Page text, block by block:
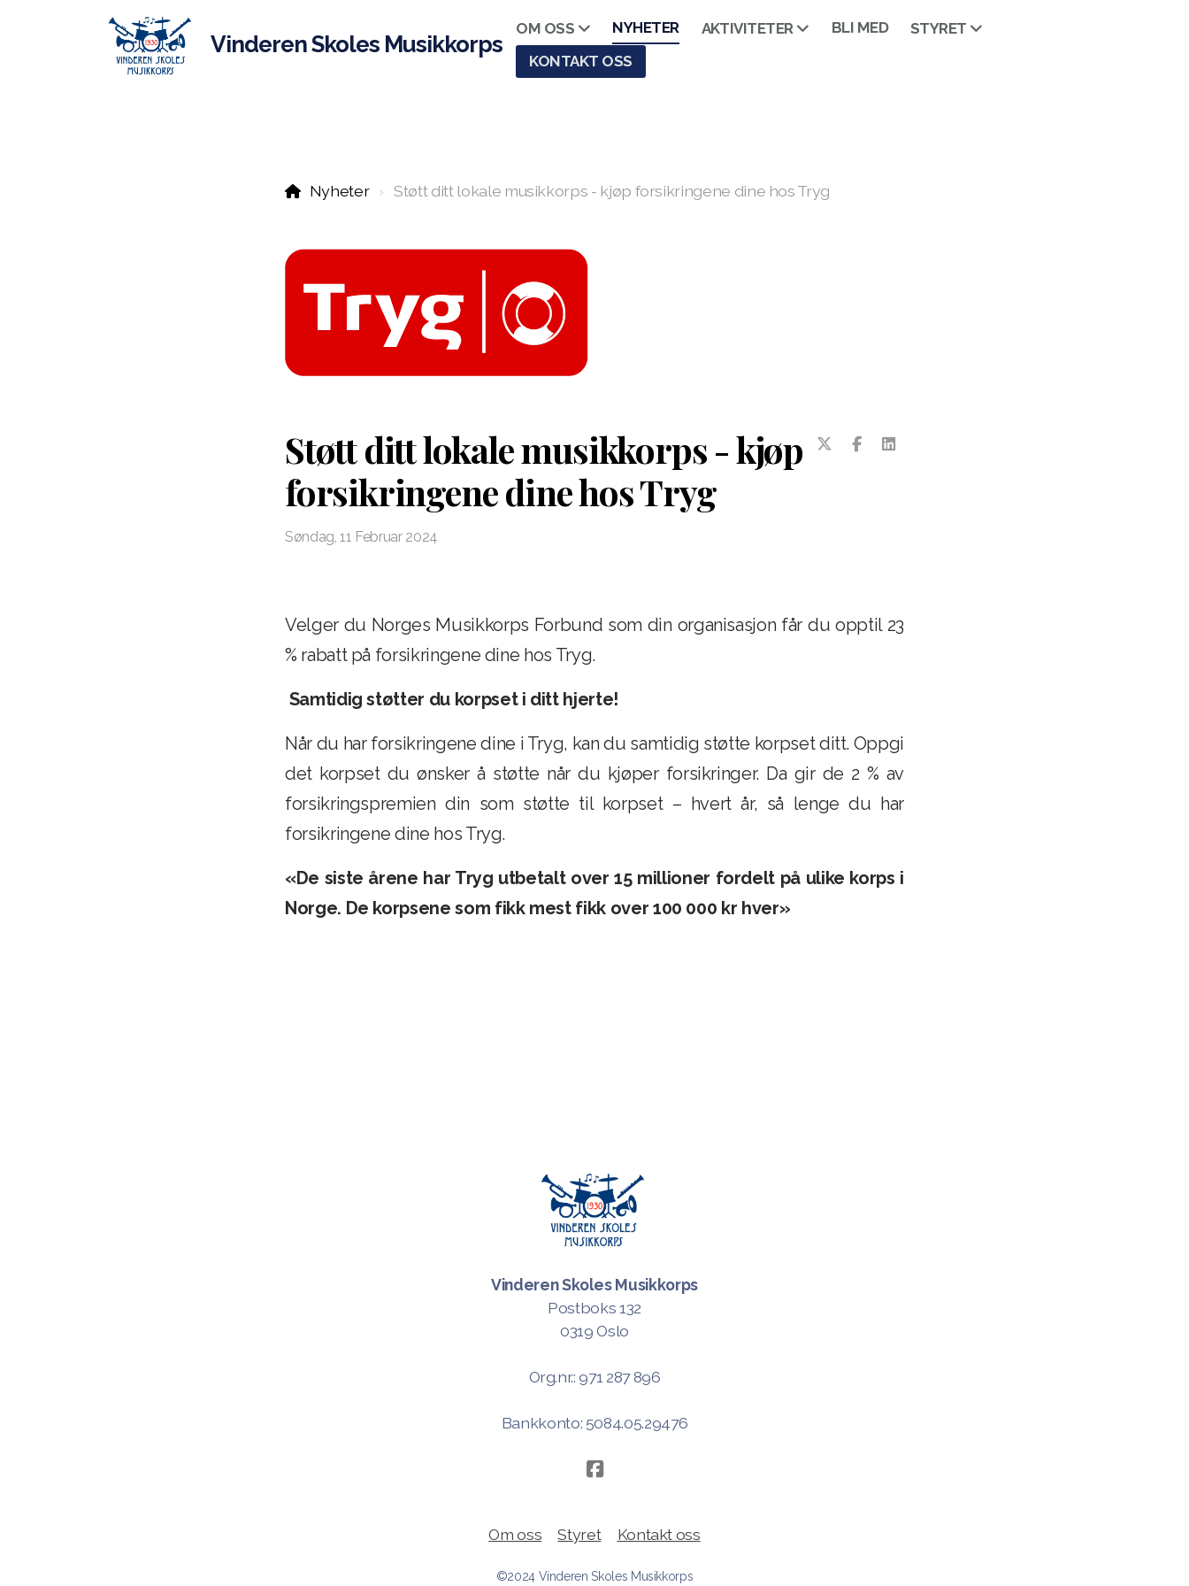
Vinderen Skoles Musikkorps
OM OSS NYHETER AKTIVITETER BLI MED
STYRET
KONTAKT OSS
Nyheter Støtt ditt lokale musikkorps - kjøp forsikringene dine hos Tryg
Støtt ditt lokale musikkorps - kjøp
forsikringene dine hos Tryg
Søndag, 11 Februar 2024
Velger du Norges Musikkorps Forbund som din organisasjon får du opptil 23
% rabatt på forsikringene dine hos Tryg.
Samtidig støtter du korpset i ditt hjerte!
Når du har forsikringene dine i Tryg, kan du samtidig støtte korpset ditt. Oppgi
det korpset du ønsker å støtte når du kjøper forsikringer. Da gir de 2 % av
forsikringspremien din som støtte til korpset – hvert år, så lenge du har
forsikringene dine hos Tryg.
«De siste årene har Tryg utbetalt over 15 millioner fordelt på ulike korps i
Norge. De korpsene som fikk mest fikk over 100 000 kr hver»
Vinderen Skoles Musikkorps
Postboks 132
0319 Oslo
Org.nr.: 971 287 896
Bankkonto: 5084.05.29476
Om oss Styret Kontakt oss
©2024 Vinderen Skoles Musikkorps